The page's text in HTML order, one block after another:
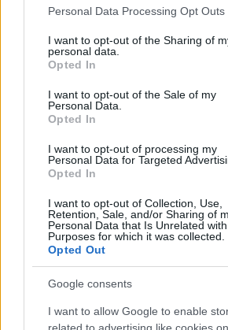
Please note that this website/app uses
not limited to your visit or usage
grant or deny consent to Google and its
use your data for below specified
consent section.
Personal Data Processing Opt Outs
I want to opt-out of the Sharing of
personal data.
Opted In
I want to opt-out of the Sale of my
Personal Data.
Opted In
I want to opt-out of processing my
Personal Data for Targeted
Opted In
I want to opt-out of Collection, Use,
Retention, Sale, and/or Sharing of
Personal Data that Is Unrelated
Purposes for which it was collected.
Opted Out
Google consents
I want to allow Google to enable
Aktuális
Kevesebb fényt!
Kecskeméten is
továbbképzésekkel